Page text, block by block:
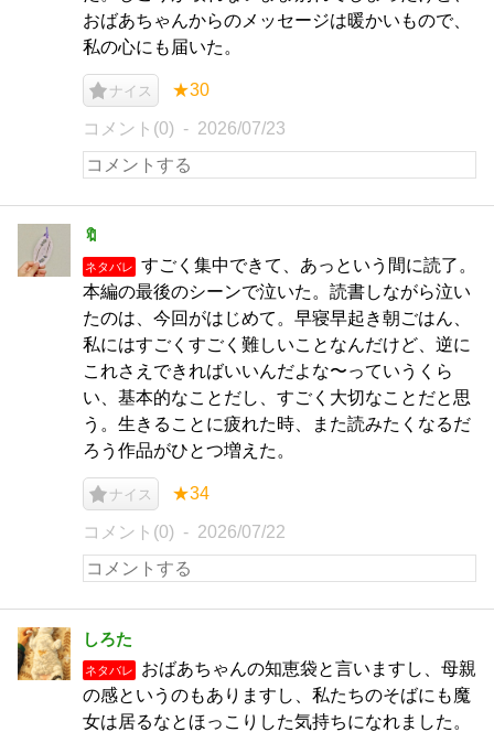
おばあちゃんからのメッセージは暖かいもので、
私の心にも届いた。
ナイス ★30
コメント(0) 2026/07/23
🔖
ネタバレ
すごく集中できて、あっという間に読了。
本編の最後のシーンで泣いた。読書しながら泣い
たのは、今回がはじめて。早寝早起き朝ごはん、
私にはすごくすごく難しいことなんだけど、逆に
これさえできればいいんだよな〜っていうくら
い、基本的なことだし、すごく大切なことだと思
う。生きることに疲れた時、また読みたくなるだ
ろう作品がひとつ増えた。
ナイス ★34
コメント(0) 2026/07/22
しろた
ネタバレ
おばあちゃんの知恵袋と言いますし、母親
の感というのもありますし、私たちのそばにも魔
女は居るなとほっこりした気持ちになれました。